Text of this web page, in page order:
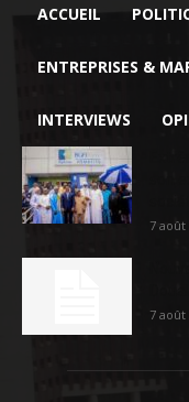
ACCUEIL
ENTREPRISES &
INTERVIEWS
7 août
7 août